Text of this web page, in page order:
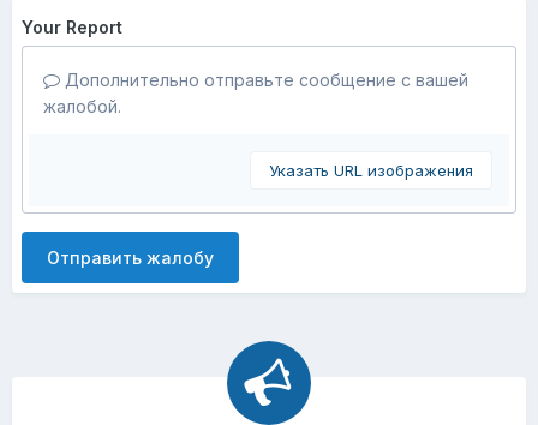
Your Report
Дополнительно отправьте сообщение с вашей
жалобой.
Указать URL изображения
Отправить жалобу